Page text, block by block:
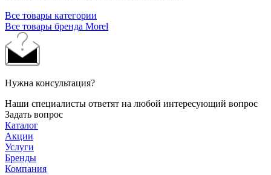
Все товары категории
Все товары бренда Morel
Нужна консультация?
Наши специалисты ответят на любой интересующий вопрос
Задать вопрос
Каталог
Акции
Услуги
Бренды
Компания